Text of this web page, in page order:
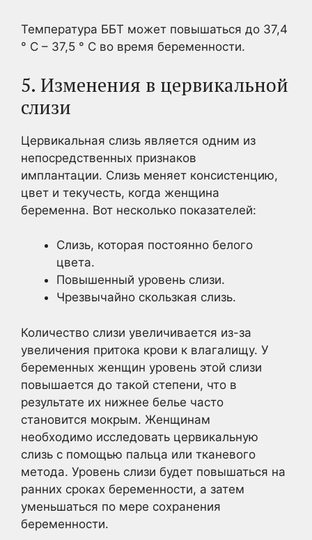
Температура ББТ может повышаться до 37,4
° С – 37,5 ° С во время беременности.
5. Изменения в цервикальной
слизи
Цервикальная слизь является одним из
непосредственных признаков
имплантации. Слизь меняет консистенцию,
цвет и текучесть, когда женщина
беременна. Вот несколько показателей:
Слизь, которая постоянно белого
цвета.
Повышенный уровень слизи.
Чрезвычайно скользкая слизь.
Количество слизи увеличивается из-за
увеличения притока крови к влагалищу. У
беременных женщин уровень этой слизи
повышается до такой степени, что в
результате их нижнее белье часто
становится мокрым. Женщинам
необходимо исследовать цервикальную
слизь с помощью пальца или тканевого
метода. Уровень слизи будет повышаться на
ранних сроках беременности, а затем
уменьшаться по мере сохранения
беременности.